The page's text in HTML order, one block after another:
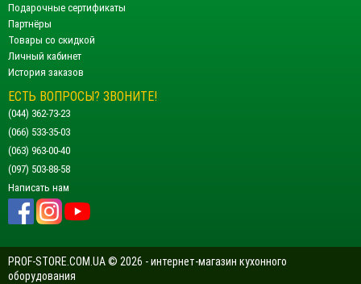
Подарочные сертификаты
Партнёры
Товары со скидкой
Личный кабинет
История заказов
ЕСТЬ ВОПРОСЫ? ЗВОНИТЕ!
(044) 362-73-23
(066) 533-35-03
(063) 963-00-40
(097) 503-88-58
Написать нам
PROF-STORE.COM.UA © 2026 - интернет-магазин кухонного
оборудования